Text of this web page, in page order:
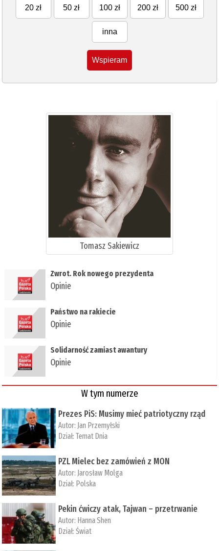
20 zł 50 zł 100 zł 200 zł 500 zł
inna
Wspieram
Tomasz Sakiewicz
Zwrot. Rok nowego prezydenta
Opinie
Państwo na rakiecie
Opinie
Solidarność zamiast awantury
Opinie
W tym numerze
Prezes PiS: Musimy mieć patriotyczny rząd
Autor: Jan Przemyłski
Dział:Temat Dnia
PZL Mielec bez zamówień z MON
Autor: Jarosław Molga
Dział: Polska
Pekin ćwiczy atak, Tajwan – przetrwanie
Autor: ­Hanna Shen
Dział:Świat